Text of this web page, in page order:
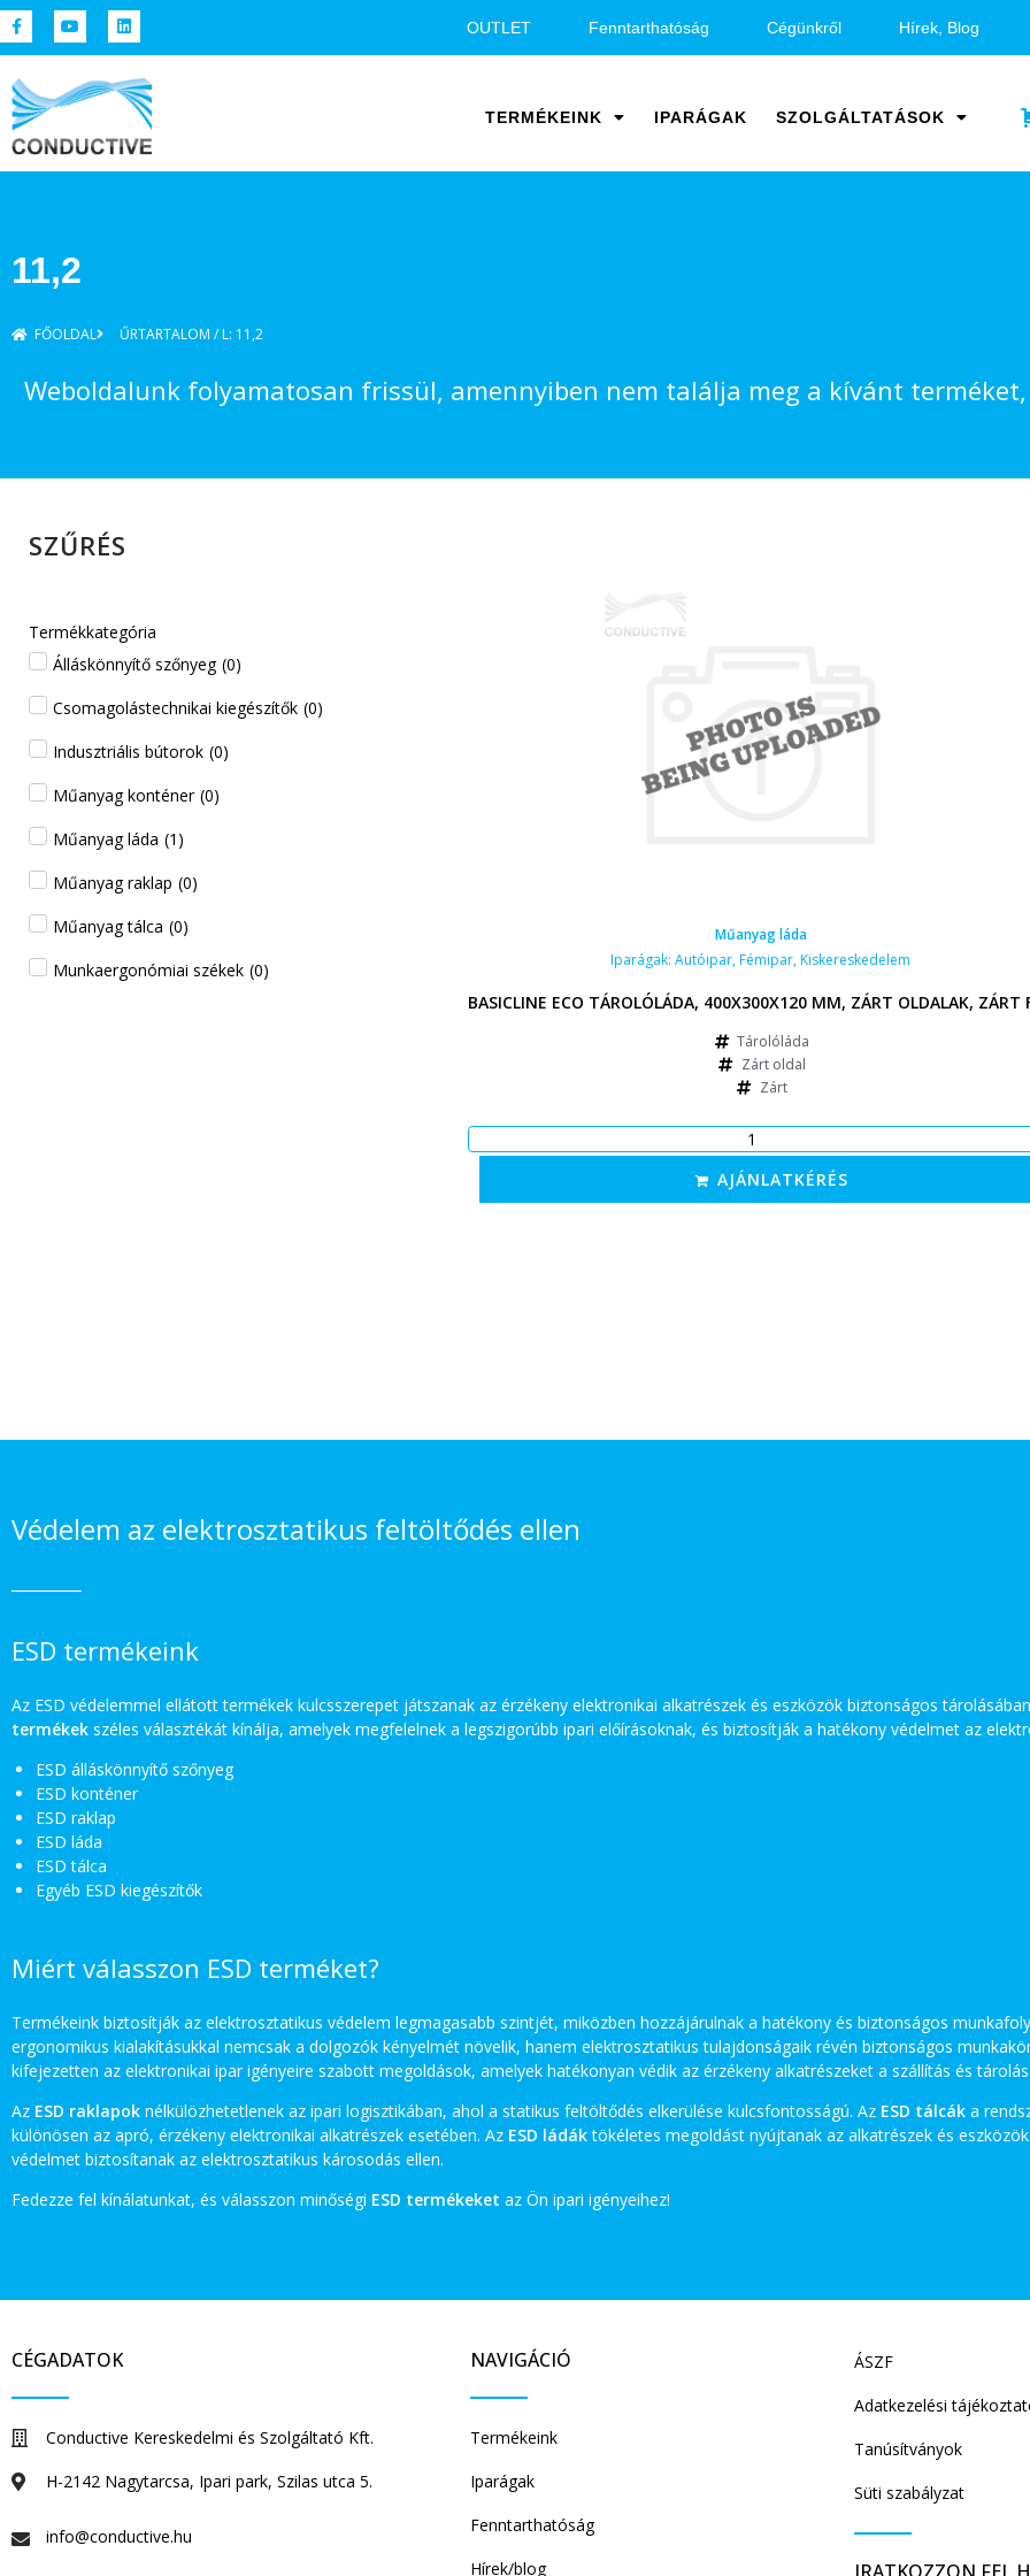
OUTLET Fenntarthatóság Cégünkről Hírek, Blog
TERMÉKEINK IPARÁGAK SZOLGÁLTATÁSOK
11,2
FŐOLDAL ŰRTARTALOM / L: 11,2
Weboldalunk folyamatosan frissül, amennyiben nem találja meg a kívánt
SZŰRÉS
Termékkategória
Álláskönnyítő szőnyeg (0)
Csomagolástechnikai kiegészítők (0)
Indusztriális bútorok (0)
Műanyag konténer (0)
Műanyag láda (1 )
Műanyag raklap (0)
Műanyag tálca (0)
Munkaergonómiai székek (0)
Műanyag láda
Iparágak: Autóipar,Fémipar,Kiskereskedelem
BASICLINE ECO TÁROLÓLÁDA, 400X300X120 MM, ZÁRT OLDALAK, ZÁRT
Tárolóláda
Zárt oldal
Zárt
AJÁNLATKÉRÉS
Védelem az elektrosztatikus feltöltődés ellen
ESD termékeink
Az ESD védelemmel ellátott termékek kulcsszerepet játszanak az érzékeny elektronikai alkatrészek és eszközök biztonságos
termékek széles választékát kínálja, amelyek megfelelnek a legszigorúbb ipari előírásoknak, és biztosítják a hatékony védelmet az
ESD álláskönnyítő szőnyeg
ESD konténer
ESD raklap
ESD láda
ESD tálca
Egyéb ESD kiegészítők
Miért válasszon ESD terméket?
Termékeink biztosítják az elektrosztatikus védelem legmagasabb szintjét, miközben hozzájárulnak a hatékony és biztonságos
ergonomikus kialakításukkal nemcsak a dolgozók kényelmét növelik, hanem elektrosztatikus tulajdonságaik révén biztonságos
kifejezetten az elektronikai ipar igényeire szabott megoldások, amelyek hatékonyan védik az érzékeny alkatrészeket a szállítás és
Az ESD raklapok nélkülözhetetlenek az ipari logisztikában, ahol a statikus feltöltődés elkerülése kulcsfontosságú. Az ESD tálcák a
különösen az apró, érzékeny elektronikai alkatrészek esetében. Az ESD ládáktökéletes megoldást nyújtanak az alkatrészek és
védelmet biztosítanak az elektrosztatikus károsodás ellen.
Fedezze fel kínálatunkat, és válasszon minőségi ESD termékeket az Ön ipari igényeihez!
CÉGADATOK
Conductive Kereskedelmi és Szolgáltató Kft.
H-2142 Nagytarcsa, Ipari park, Szilas utca 5.
info@conductive.hu
NAVIGÁCIÓ
Termékeink
Iparágak
Fenntarthatóság
Hírek/blog
ÁSZF
Adatkezelési
Tanúsítványok
Süti szabályzat